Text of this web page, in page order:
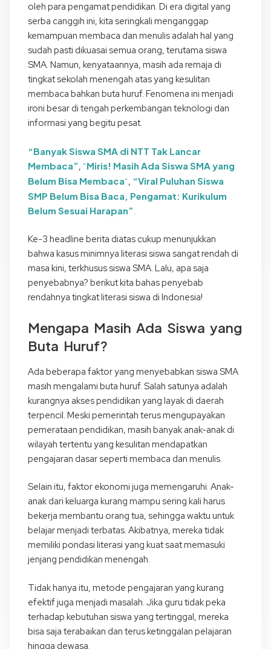
oleh para pengamat pendidikan. Di era digital yang
serba canggih ini, kita seringkali menganggap
kemampuan membaca dan menulis adalah hal yang
sudah pasti dikuasai semua orang, terutama siswa
SMA. Namun, kenyataannya, masih ada remaja di
tingkat sekolah menengah atas yang kesulitan
membaca bahkan buta huruf. Fenomena ini menjadi
ironi besar di tengah perkembangan teknologi dan
informasi yang begitu pesat.
“Banyak Siswa SMA di NTT Tak Lancar
Membaca”, “Miris! Masih Ada Siswa SMA yang
Belum Bisa Membaca“, “Viral Puluhan Siswa
SMP Belum Bisa Baca, Pengamat: Kurikulum
Belum Sesuai Harapan”.
Ke-3 headline berita diatas cukup menunjukkan
bahwa kasus minimnya literasi siswa sangat rendah di
masa kini, terkhusus siswa SMA. Lalu, apa saja
penyebabnya? berikut kita bahas penyebab
rendahnya tingkat literasi siswa di Indonesia!
Mengapa Masih Ada Siswa yang
Buta Huruf?
Ada beberapa faktor yang menyebabkan siswa SMA
masih mengalami buta huruf. Salah satunya adalah
kurangnya akses pendidikan yang layak di daerah
terpencil. Meski pemerintah terus mengupayakan
pemerataan pendidikan, masih banyak anak-anak di
wilayah tertentu yang kesulitan mendapatkan
pengajaran dasar seperti membaca dan menulis.
Selain itu, faktor ekonomi juga memengaruhi. Anak-
anak dari keluarga kurang mampu sering kali harus
bekerja membantu orang tua, sehingga waktu untuk
belajar menjadi terbatas. Akibatnya, mereka tidak
memiliki pondasi literasi yang kuat saat memasuki
jenjang pendidikan menengah.
Tidak hanya itu, metode pengajaran yang kurang
efektif juga menjadi masalah. Jika guru tidak peka
terhadap kebutuhan siswa yang tertinggal, mereka
bisa saja terabaikan dan terus ketinggalan pelajaran
hingga dewasa.